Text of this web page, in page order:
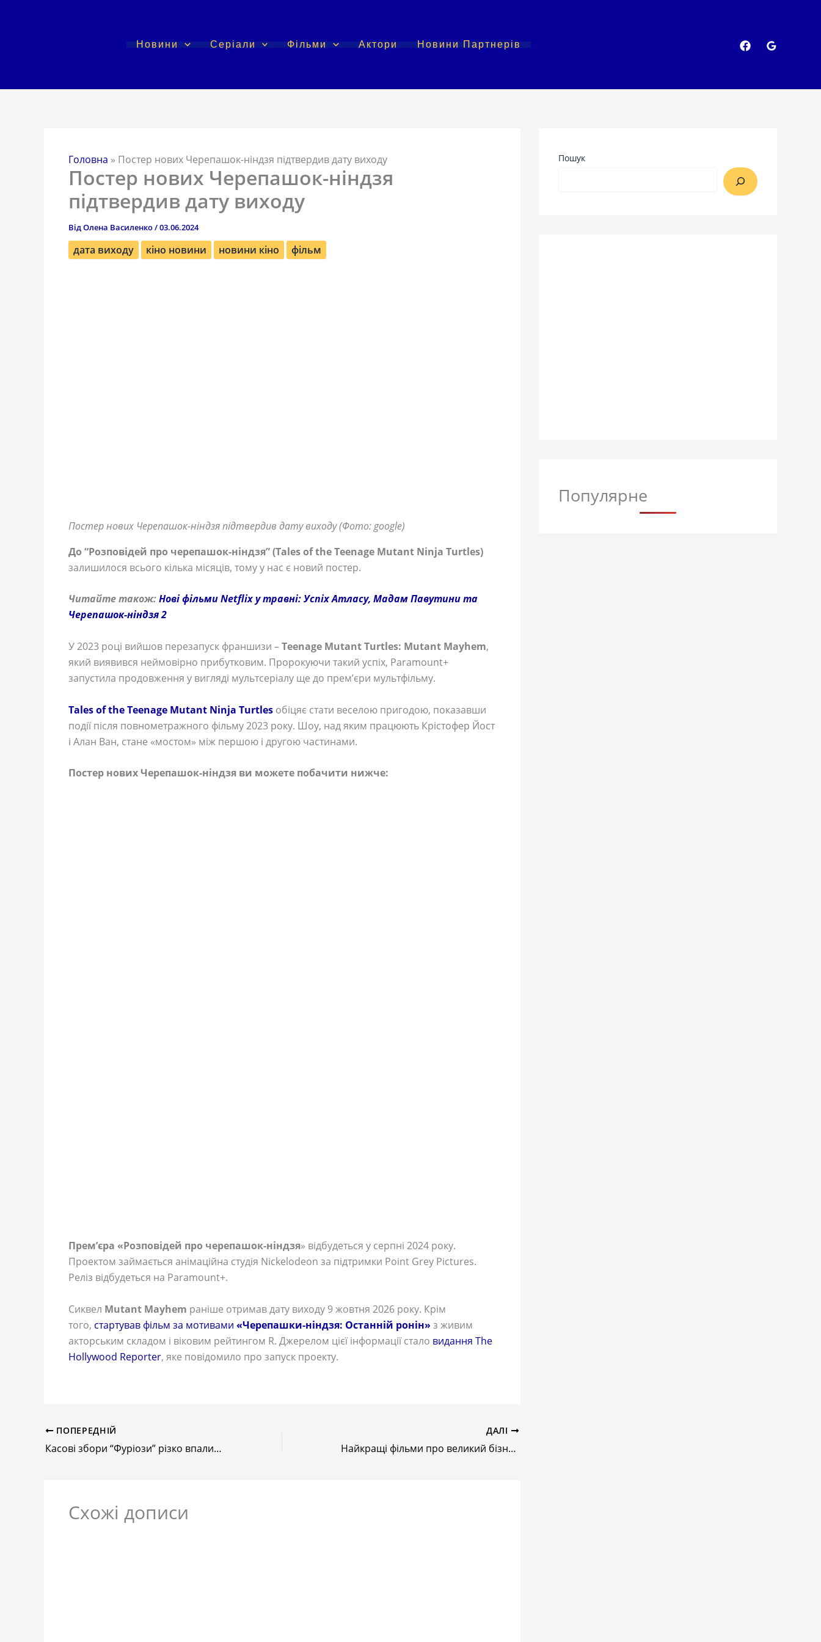
Новини Серіали Фільми Актори Новини Партнерів
Головна » Постер нових Черепашок-ніндзя підтвердив дату виходу
Постер нових Черепашок-ніндзя
підтвердив дату виходу
ВідОлена Василенко/03.06.2024
дата виходу кіно новини новини кіно фільм
Постер нових Черепашок-ніндзя підтвердив дату виходу (Фото: google)
До “Розповідей про черепашок-ніндзя” (Tales of the Teenage Mutant Ninja Turtles)
залишилося всього кілька місяців, тому у нас є новий постер.
Читайте також:Нові фільми Netflix у травні: Успіх Атласу, Мадам Павутини та
Черепашок-ніндзя 2
У 2023 році вийшов перезапуск франшизи –Teenage Mutant Turtles: Mutant Mayhem,
який виявився неймовірно прибутковим. Пророкуючи такий успіх, Paramount+
запустила продовження у вигляді мультсеріалу ще до прем’єри мультфільму.
Tales of the Teenage Mutant Ninja Turtles обіцяє стати веселою пригодою, показавши
події після повнометражного фільму 2023 року. Шоу, над яким працюють Крістофер Йост
і Алан Ван, стане «мостом» між першою і другою частинами.
Постер нових Черепашок-ніндзя ви можете побачити нижче:
Прем’єра «Розповідей про черепашок-ніндзя» відбудеться у серпні 2024 року.
Проектом займається анімаційна студія Nickelodeon за підтримки Point Grey Pictures.
Реліз відбудеться на Paramount+.
Сиквел Mutant Mayhem раніше отримав дату виходу 9 жовтня 2026 року. Крім
того, стартував фільм за мотивами «Черепашки-ніндзя: Останній ронін» з живим
акторським складом і віковим рейтингом R. Джерелом цієї інформації стало видання The
Hollywood Reporter, яке повідомило про запуск проекту.
ПОПЕРЕДНІЙ
Касові збори “Фуріози” різко впали – це катастрофа!
ДАЛІ
Найкращі фільми про великий бізнес, бізнесменів, топ-менеджерів та підприємців
Схожі дописи
Пошук
Популярне